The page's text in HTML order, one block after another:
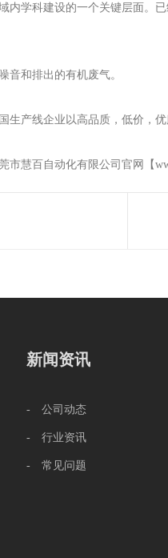
学科建设的一个关键层面。
和排出的有机废气。
产线企业以高品质，低价，优
慧百自动化有限公司官网【
新闻资讯
- 公司动态
- 行业资讯
- 常见问题